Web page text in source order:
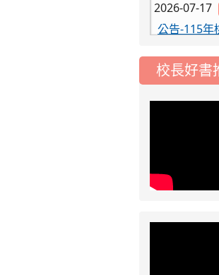
公告-115年
動會國小游
比賽通知
2026-08-06
服務班教師
115學年度
校長好書